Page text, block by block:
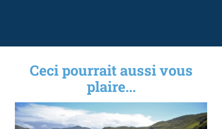
Ceci pourrait aussi vous
plaire...